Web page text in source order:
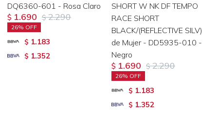
DQ6360-601 - Rosa Claro
$ 1.690 $ 2.290
26
$ 1.183
$ 1.352
SHORT W NK DF TEMPO
RACE SHORT
BLACK/(REFLECTIVE SILV)
de Mujer - DD5935-010 -
Negro
$ 1.690 $ 2.290
26
$ 1.183
$ 1.352